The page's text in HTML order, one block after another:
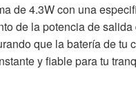
de 4.3W con una
de la potencia de
que la batería de
y fiable para tu